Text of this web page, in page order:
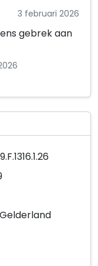
3 februari 2026
gebrek aan